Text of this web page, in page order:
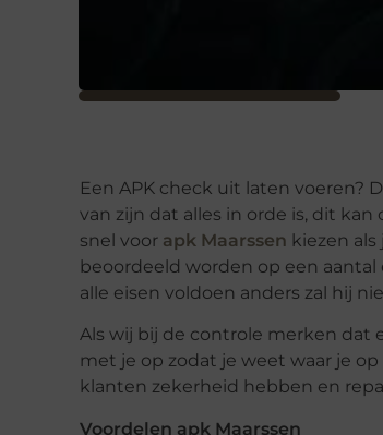
Een APK check uit laten voeren?
van zijn dat alles in orde is, dit
snel voor apk Maarssen kiezen
beoordeeld worden op een
alle eisen voldoen anders zal hij
Als wij bij de controle merken dat
met je op zodat je weet waar je
klanten zekerheid hebben en
Voordelen apk Maarssen